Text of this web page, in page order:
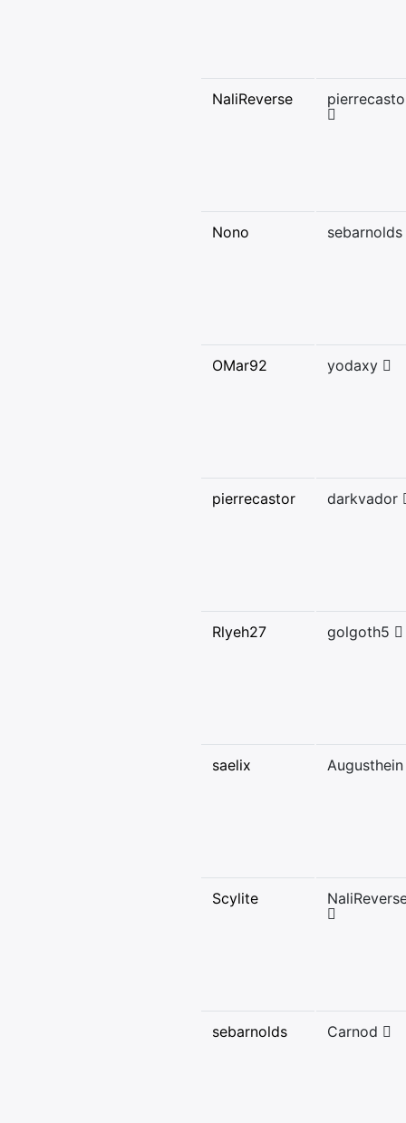
NaliReverse
Nono sebarnolds
OMar92 yodaxy
pierrecastor darkvador
Rlyeh27 golgoth5
saelix Augusthein
Scylite
sebarnolds Carnod